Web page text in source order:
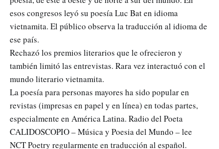
esos congresos leyó su poesía Luc Bat en idioma
vietnamita. El público observa la traducción al idioma de
ese país.
Rechazó los premios literarios que le ofrecieron y
también limitó las entrevistas. Rara vez interactuó con el
mundo literario vietnamita.
La poesía para personas mayores ha sido popular en
revistas (impresas en papel y en línea) en todas partes,
especialmente en América Latina. Radio del Poeta
CALIDOSCOPIO – Música y Poesia del Mundo – lee
NCT Poetry regularmente en traducción al español.